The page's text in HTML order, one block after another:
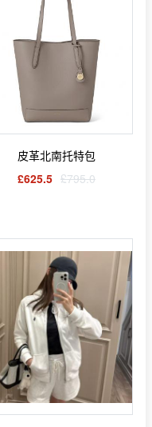
皮革北南托特包
£625.5 £795.0